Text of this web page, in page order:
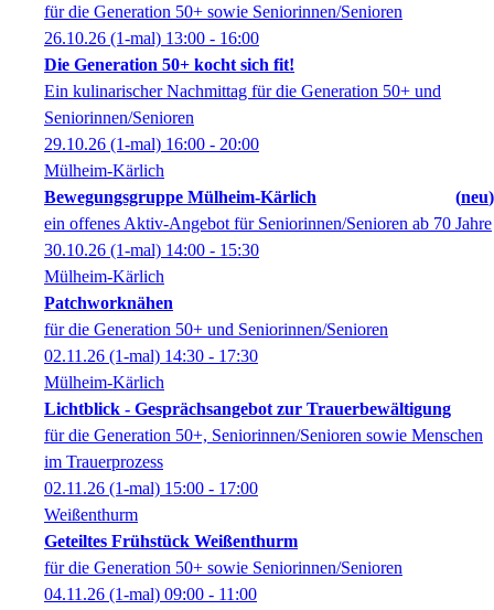
für die Generation 50+ sowie Seniorinnen/Senioren
26.10.26 (1-mal) 13:00 - 16:00
Die Generation 50+ kocht sich fit!
Ein kulinarischer Nachmittag für die Generation 50+ und
Seniorinnen/Senioren
29.10.26 (1-mal) 16:00 - 20:00
Mülheim-Kärlich
Bewegungsgruppe Mülheim-Kärlich
neu
ein offenes Aktiv-Angebot für Seniorinnen/Senioren ab 70 Jahre
30.10.26 (1-mal) 14:00 - 15:30
Mülheim-Kärlich
Patchworknähen
für die Generation 50+ und Seniorinnen/Senioren
02.11.26 (1-mal) 14:30 - 17:30
Mülheim-Kärlich
Lichtblick - Gesprächsangebot zur Trauerbewältigung
für die Generation 50+, Seniorinnen/Senioren sowie Menschen
im Trauerprozess
02.11.26 (1-mal) 15:00 - 17:00
Weißenthurm
Geteiltes Frühstück Weißenthurm
für die Generation 50+ sowie Seniorinnen/Senioren
04.11.26 (1-mal) 09:00 - 11:00